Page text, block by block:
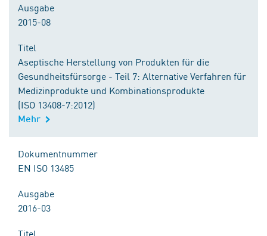
Ausgabe
2015-08
Titel
Aseptische Herstellung von Produkten für die
Gesundheitsfürsorge - Teil 7: Alternative Verfahren für
Medizinprodukte und Kombinationsprodukte
(ISO 13408-7:2012)
Mehr
Dokumentnummer
EN ISO 13485
Ausgabe
2016-03
Titel